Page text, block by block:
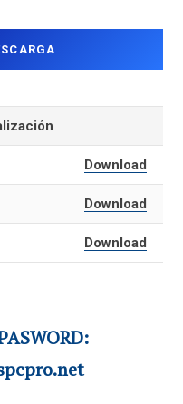
Download
Download
Download